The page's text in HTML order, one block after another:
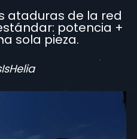
ataduras de la red
potencia +
sola pieza.